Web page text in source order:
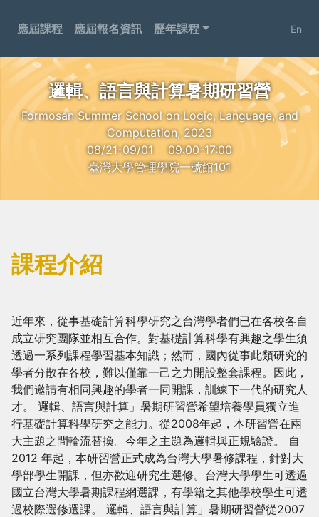
應屆課程 應屆報名資訊 歷年課程 En
邏輯、語言與計算暑期研習營
Formosan Summer School on Logic, Language, and
Computation, 2023
08/21-09/01
09:00-17:00
臺灣大學管理學院一號館101
課程介紹
近年來，從事基礎計算科學研究之台灣學者們已在各校各自
成立研究團隊並相互合作。對基礎計算科學有興趣之學生須
透過一系列課程學習基本知識；然而，國內從事此類研究的
學者分散在各校，難以僅靠一己之力開設整套課程。因此，
我們邀請有相同興趣的學者一同開課，訓練下一代的研究人
才。 邏輯、語言與計算」暑期研習營希望培養學員獨立進
行基礎計算科學研究之能力。從2008年起，本研習營在兩
大主題之間輪流替換。今年之主題為邏輯與正規驗證。 自
2012 年起，本研習營正式成為台灣大學暑修課程，針對大
學部學生開課，但亦歡迎研究生選修。台灣大學學生可透過
國立台灣大學暑期課程網選課，有學籍之其他學校學生可透
過校際選修選課。 邏輯、語言與計算」暑期研習營從2007